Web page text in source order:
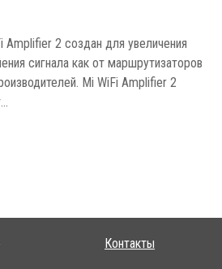
Amplifier 2 создан для увеличения
сигнала как от маршрутизаторов
Mi WiFi Amplifier 2
Контакты